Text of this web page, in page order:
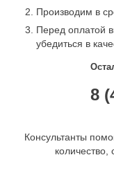
Производим в
Перед оплатой
убедиться в
8
Консультанты
количество,